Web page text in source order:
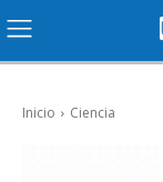
Inicio Ciencia